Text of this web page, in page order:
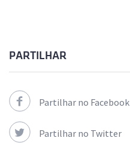
PARTILHAR
Partilhar no Facebook
Partilhar no Twitter